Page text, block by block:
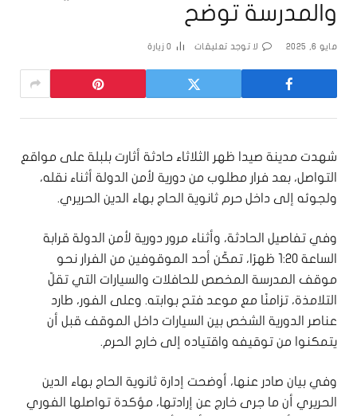
والمدرسة توضح
مايو 6, 2025 لا توجد تعليقات 0 زيارة
شهدت مدينة صيدا ظهر الثلاثاء حادثة أثارت بلبلة على مواقع
التواصل، بعد فرار مطلوب من دورية لأمن الدولة أثناء نقله،
ولجوئه إلى داخل حرم ثانوية الحاج بهاء الدين الحريري.
وفي تفاصيل الحادثة، وأثناء مرور دورية لأمن الدولة قرابة
الساعة 1:20 ظهرًا، تمكّن أحد الموقوفين من الفرار نحو
موقف المدرسة المخصص للحافلات والسيارات التي تقلّ
التلامذة، تزامنًا مع موعد فتح بوابته. وعلى الفور، طارد
عناصر الدورية الشخص بين السيارات داخل الموقف قبل أن
يتمكنوا من توقيفه واقتياده إلى خارج الحرم.
وفي بيان صادر عنها، أوضحت إدارة ثانوية الحاج بهاء الدين
الحريري أن ما جرى خارج عن إرادتها، مؤكدة تواصلها الفوري